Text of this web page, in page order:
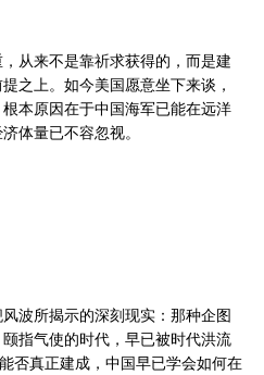
从来不是靠祈求获得的，而是建
之上。如今美国愿意坐下来谈，
本原因在于中国海军已能在远洋
体量已不容忽视。
波所揭示的深刻现实：那种企图
指气使的时代，早已被时代洪流
否真正建成，中国早已学会如何在